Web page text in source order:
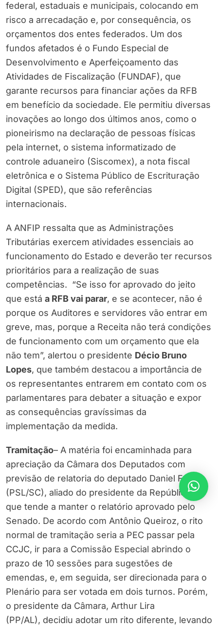
federal, estaduais e municipais, colocando em
risco a arrecadação e, por consequência, os
orçamentos dos entes federados. Um dos
fundos afetados é o Fundo Especial de
Desenvolvimento e Aperfeiçoamento das
Atividades de Fiscalização (FUNDAF), que
garante recursos para financiar ações da RFB
em benefício da sociedade. Ele permitiu diversas
inovações ao longo dos últimos anos, como o
pioneirismo na declaração de pessoas físicas
pela internet, o sistema informatizado de
controle aduaneiro (Siscomex), a nota fiscal
eletrônica e o Sistema Público de Escrituração
Digital (SPED), que são referências
internacionais.
A ANFIP ressalta que as Administrações
Tributárias exercem atividades essenciais ao
funcionamento do Estado e deverão ter recursos
prioritários para a realização de suas
competências. “Se isso for aprovado do jeito
que está a RFB vai parar, e se acontecer, não é
porque os Auditores e servidores vão entrar em
greve, mas, porque a Receita não terá condições
de funcionamento com um orçamento que ela
não tem”, alertou o presidente Décio Bruno
Lopes, que também destacou a importância de
os representantes entrarem em contato com os
parlamentares para debater a situação e expor
as consequências gravíssimas da
implementação da medida.
Tramitação– A matéria foi encaminhada para
apreciação da Câmara dos Deputados com
previsão de relatoria do deputado Daniel Freitas
(PSL/SC), aliado do presidente da República, e
que tende a manter o relatório aprovado pelo
Senado. De acordo com Antônio Queiroz, o rito
normal de tramitação seria a PEC passar pela
CCJC, ir para a Comissão Especial abrindo o
prazo de 10 sessões para sugestões de
emendas, e, em seguida, ser direcionada para o
Plenário para ser votada em dois turnos. Porém,
o presidente da Câmara, Arthur Lira
(PP/AL), decidiu adotar um rito diferente, levando